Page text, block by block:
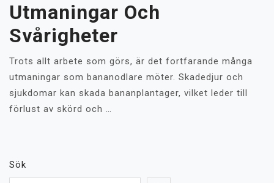
Utmaningar Och
Svårigheter
Trots allt arbete som görs, är det fortfarande många
utmaningar som bananodlare möter. Skadedjur och
sjukdomar kan skada bananplantager, vilket leder till
förlust av skörd och …
Sök